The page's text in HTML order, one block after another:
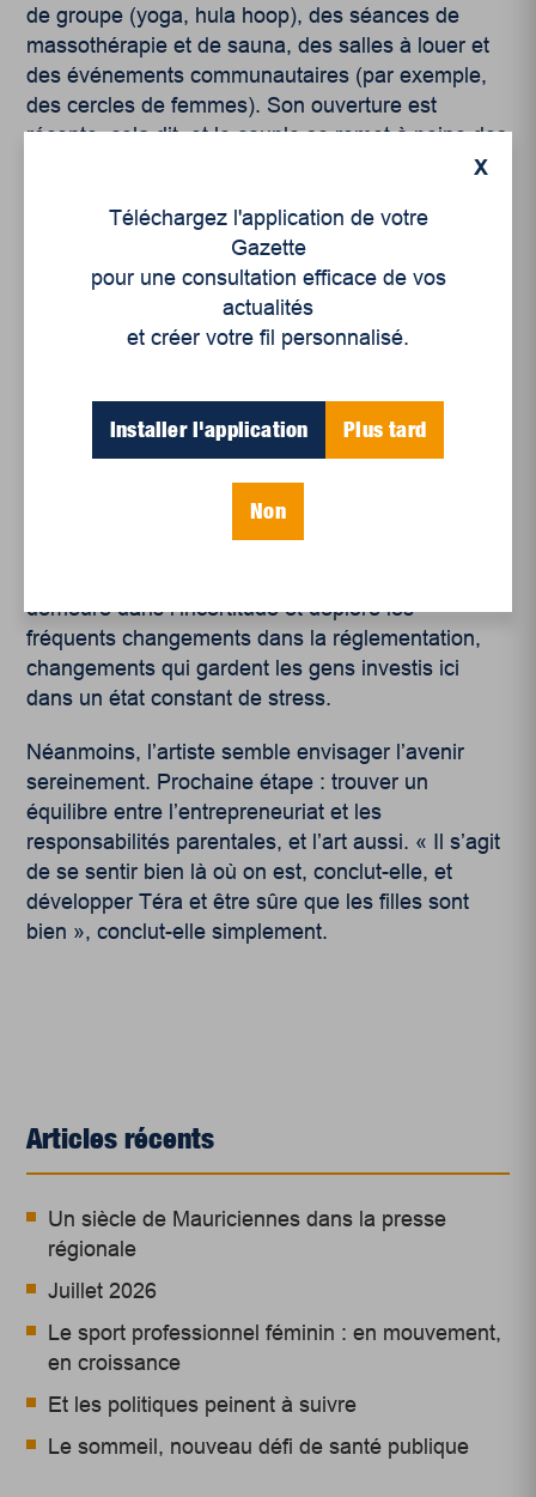
de groupe (yoga, hula hoop), des séances de
massothérapie et de sauna, des salles à louer et
des événements communautaires (par exemple,
des cercles de femmes). Son ouverture est
récente, cela dit, et le couple se remet à peine des
rénovations qui étaient nécessaires. « On n’était
Lorraine, visiblement soulagée.
Je lui demande, à la blague, si elle compte rester
au Québec, et cela la fait rire. En effet, pourquoi
partirait-elle ? Avec une famille et une entreprise
qu’elle n’est pas bien enracinée au Québec. Et
pourtant, l’incertitude se poursuit pour celle qui n’a
toujours pas son statut de résidente permanente :
« Ma belle-fille est québécoise, ma fille est
québécoise… puis, ben, il y a moi ! C’est le stress
demeure dans l’incertitude et déplore les
fréquents changements dans la réglementation,
changements qui gardent les gens investis ici
dans un état constant de stress.
Néanmoins, l’artiste semble envisager l’avenir
sereinement. Prochaine étape : trouver un
équilibre entre l’entrepreneuriat et les
responsabilités parentales, et l’art aussi. « Il s’agit
de se sentir bien là où on est, conclut-elle, et
développer Téra et être sûre que les filles sont
bien », conclut-elle simplement.
Articles récents
Un siècle de Mauriciennes dans la presse
régionale
Juillet 2026
Le sport professionnel féminin : en mouvement,
en croissance
Et les politiques peinent à suivre
Le sommeil, nouveau défi de santé publique
X
Téléchargez l'application de votre
Gazette
pour une consultation efficace de vos
actualités
et créer votre fil personnalisé.
Installer l'application Plus tard
Non